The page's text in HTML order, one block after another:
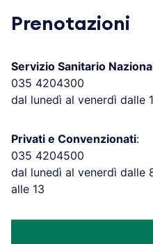
Prenotazioni
Servizio Sanitario
035 4204300
dal lunedì al venerdì dalle
Privati e Convenzionati:
035 4204500
dal lunedì al venerdì dalle
alle 13